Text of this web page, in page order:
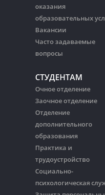
оказания
образовательных
Вакансии
Часто задаваемые
вопросы
СТУДЕНТАМ
Очное отделение
Заочное отделение
Отделение
дополнительного
образования
Практика и
трудоустройство
Социально-
психологическая